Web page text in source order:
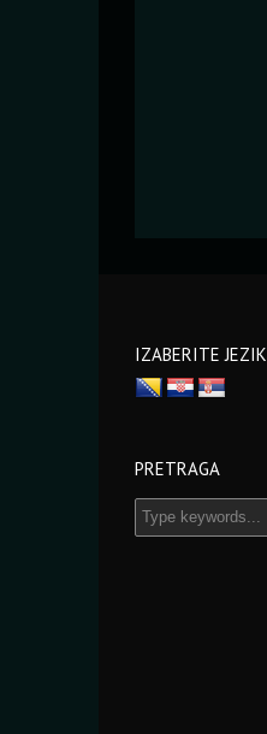
IZABERITE JEZIK
PRETRAGA